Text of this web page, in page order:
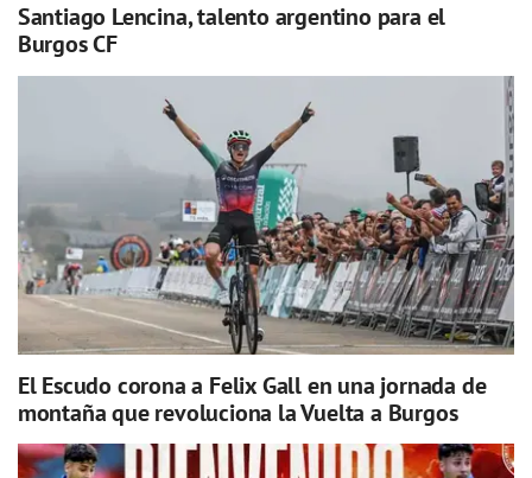
Santiago Lencina, talento argentino para el
Burgos CF
El Escudo corona a Felix Gall en una jornada de
montaña que revoluciona la Vuelta a Burgos